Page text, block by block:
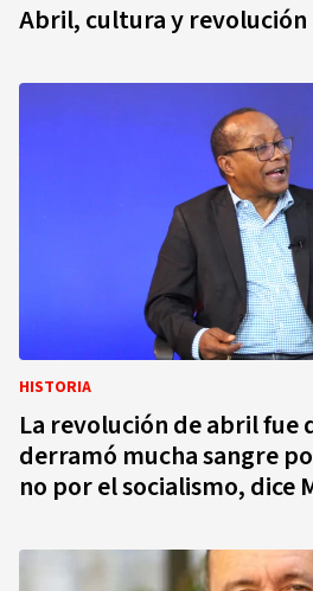
Abril, cultura y revolución
HISTORIA
La revolución de abril fue
derramó mucha sangre
no por el socialismo, dice